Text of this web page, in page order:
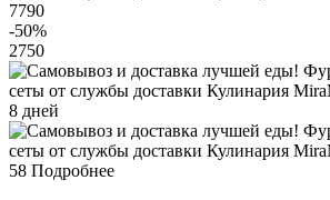
7790
-50%
2750
8 дней
58 Подробнее